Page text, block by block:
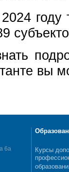
году
вы
6а
Курсы